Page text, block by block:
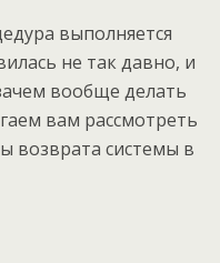
выполняется
не так давно, и
вообще делать
вам рассмотреть
возврата системы в